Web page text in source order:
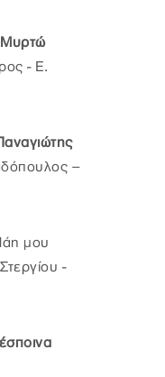
Μυρτώ
- Ε.
–
μου
-